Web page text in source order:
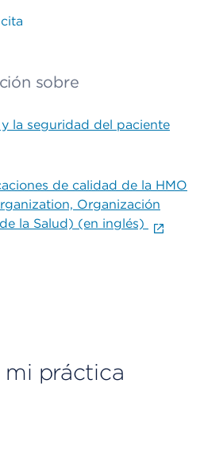
sobre
la seguridad del paciente
de calidad de la HMO
Organización
la Salud) (en inglés)
mi práctica